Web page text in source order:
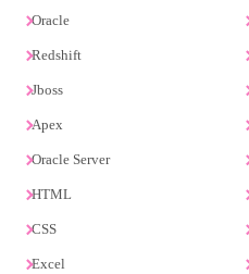
Oracle
Redshift
Jboss
Apex
Oracle Server
HTML
CSS
Excel